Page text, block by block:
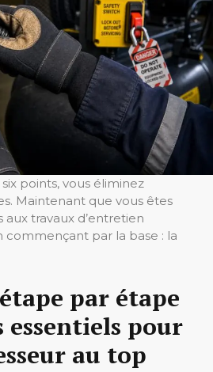
points, vous éliminez
Maintenant que vous êtes
aux travaux d’entretien
par la base : la
par étape
essentiels pour
au top